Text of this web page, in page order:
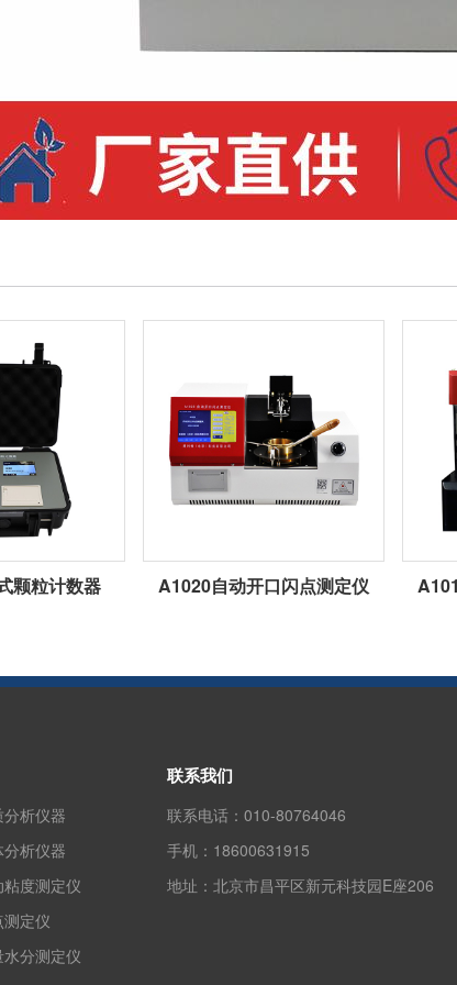
颗粒计数器 A1020自动开口闪点测定仪
析仪器
析仪器
粘度测定仪
定仪
水分测定仪
联系我们
联系电话： 010-80764046
手机： 18600631915
地址： 北京市昌平区新元科技园E座206